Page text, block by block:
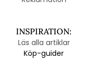
INSPIRATION:
Läs alla artiklar
Köp-guider